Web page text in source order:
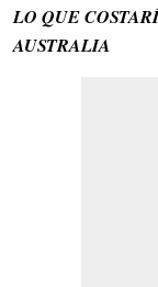
LO QUE
AUSTRALIA